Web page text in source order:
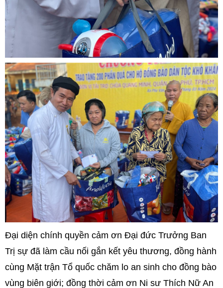
Đại diện chính quyền cảm ơn Đại đức Trưởng Ban
Trị sự đã làm cầu nối gắn kết yêu thương, đồng hành
cùng Mặt trận Tổ quốc chăm lo an sinh cho đồng bào
vùng biên giới; đồng thời cảm ơn Ni sư Thích Nữ An